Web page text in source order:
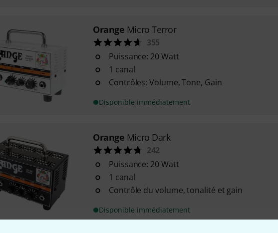
Orange Micro Terror
355
Puissance: 20 Watt
1 canal
Contrôles: Volume, Tone, Gain
Disponible immédiatement
Orange Micro Dark
242
Puissance: 20 Watt
1 canal
Contrôle du volume, tonalité et gain
Disponible immédiatement